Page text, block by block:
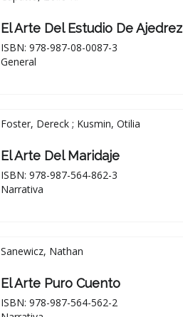
El Arte Del Estudio De Ajedrez
ISBN: 978-987-08-0087-3
General
Foster, Dereck ; Kusmin, Otilia
El Arte Del Maridaje
ISBN: 978-987-564-862-3
Narrativa
Sanewicz, Nathan
El Arte Puro Cuento
ISBN: 978-987-564-562-2